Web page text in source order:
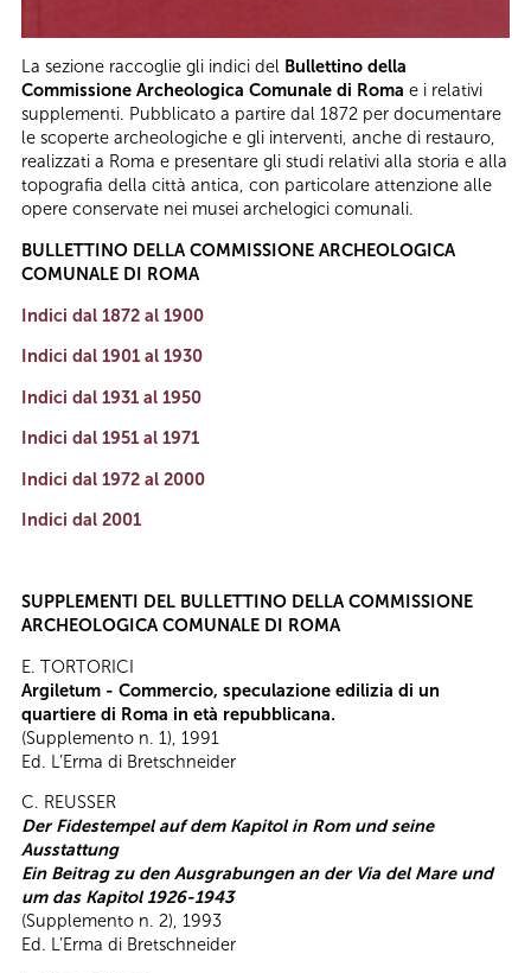
La sezione raccoglie gli indici del Bullettino della
Commissione Archeologica Comunale di Roma e i relativi
supplementi. Pubblicato a partire dal 1872 per documentare
le scoperte archeologiche e gli interventi, anche di restauro,
realizzati a Roma e presentare gli studi relativi alla storia e alla
topografia della città antica, con particolare attenzione alle
opere conservate nei musei archelogici comunali.
BULLETTINO DELLA COMMISSIONE ARCHEOLOGICA
COMUNALE DI ROMA
Indici dal 1872 al 1900
Indici dal 1901 al 1930
Indici dal 1931 al 1950
Indici dal 1951 al 1971
Indici dal 1972 al 2000
Indici dal 2001
SUPPLEMENTI DEL BULLETTINO DELLA COMMISSIONE
ARCHEOLOGICA COMUNALE DI ROMA
E. TORTORICI
Argiletum - Commercio, speculazione edilizia di un
quartiere di Roma in età repubblicana.
(Supplemento n. 1), 1991
Ed. L’Erma di Bretschneider
C. REUSSER
Der Fidestempel auf dem Kapitol in Rom und seine
Ausstattung
Ein Beitrag zu den Ausgrabungen an der Via del Mare und
um das Kapitol 1926-1943
(Supplemento n. 2), 1993
Ed. L’Erma di Bretschneider